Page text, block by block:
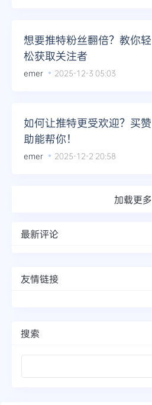
想要推特粉丝翻倍？教你轻
松获取关注者
emer 2025-12-3 05:03
如何让推特更受欢迎？买赞
助能帮你！
emer 2025-12-2 20:58
加载更多
最新评论
友情链接
搜索